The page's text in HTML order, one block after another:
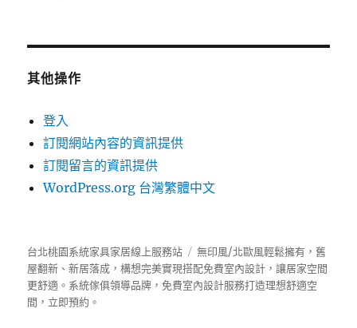
其他操作
登入
訂閱網站內容的資訊提供
訂閱留言的資訊提供
WordPress.org 台灣繁體中文
台北桃園系統家具家居線上服務站
無印風/北歐風輕鬆擁有，舊
屋翻新、新居落成，構想完美實現搭配免費室內設計，讓居家空間
更舒適。 系統傢俱領導品牌，免費室內設計服務打造理想舒適空
間，立即預約。